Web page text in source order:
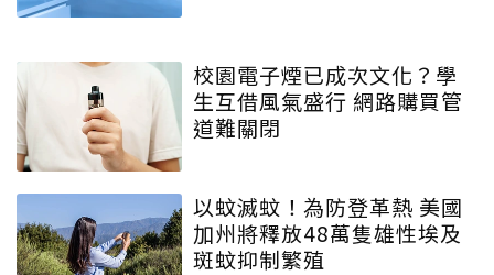
校園電子煙已成次文化？學
生互借風氣盛行 網路購買管
道難關閉
以蚊滅蚊！為防登革熱 美國
加州將釋放48萬隻雄性埃及
斑蚊抑制繁殖